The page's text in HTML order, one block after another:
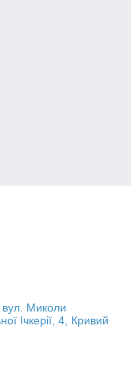
вул. Миколи
Ічкерії, 4, Кривий